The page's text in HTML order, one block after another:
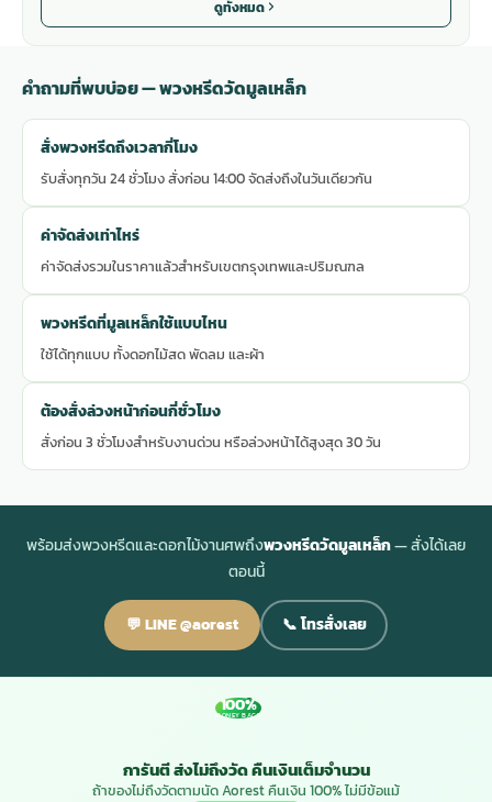
ดูทั้งหมด
คำถามที่พบบ่อย — พวงหรีดวัดมูลเหล็ก
สั่งพวงหรีดถึงเวลากี่โมง
รับสั่งทุกวัน 24 ชั่วโมง สั่งก่อน 14:00 จัดส่งถึงในวันเดียวกัน
ค่าจัดส่งเท่าไหร่
ค่าจัดส่งรวมในราคาแล้วสำหรับเขตกรุงเทพและปริมณฑล
พวงหรีดที่มูลเหล็กใช้แบบไหน
ใช้ได้ทุกแบบ ทั้งดอกไม้สด พัดลม และผ้า
ต้องสั่งล่วงหน้าก่อนกี่ชั่วโมง
สั่งก่อน 3 ชั่วโมงสำหรับงานด่วน หรือล่วงหน้าได้สูงสุด 30 วัน
พร้อมส่งพวงหรีดและดอกไม้งานศพถึงพวงหรีดวัดมูลเหล็ก— สั่งได้เลย
ตอนนี้
💬 LINE @aorest 📞 โทรสั่งเลย
100%
MONEY BACK
การันตี ส่งไม่ถึงวัด คืนเงินเต็มจำนวน
ถ้าของไม่ถึงวัดตามนัด Aorest คืนเงิน 100% ไม่มีข้อแม้